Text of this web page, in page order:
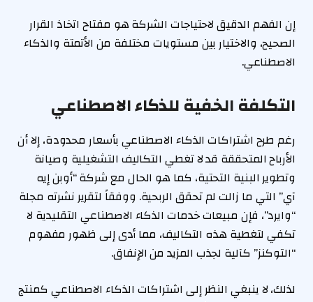
إن الفهم الدقيق لاحتياجات الشركة هو مفتاح اتخاذ القرار
الصحيح، والاختيار بين مستويات مختلفة من الأتمتة والذكاء
الاصطناعي.
التكلفة الخفية للذكاء الاصطناعي
رغم طرح اشتراكات الذكاء الاصطناعي بأسعار محدودة، إلا أن
الأرباح المتحققة قد لا تغطي التكاليف التشغيلية وصيانة
وتطوير البنية التحتية، كما هو الحال مع شركة “أوبن إيه
آي” التي ما زالت لم تحقق الربحية. ووفقاً لتقرير نشرته مجلة
“وايرد”، فإن مبيعات خدمات الذكاء الاصطناعي التقليدية لا
تكفي لتغطية هذه التكاليف، مما أدى إلى ظهور مفهوم
“التوكنز” كآلية لجذب المزيد من الإنفاق.
لذلك، لا ينبغي النظر إلى اشتراكات الذكاء الاصطناعي كمنتج